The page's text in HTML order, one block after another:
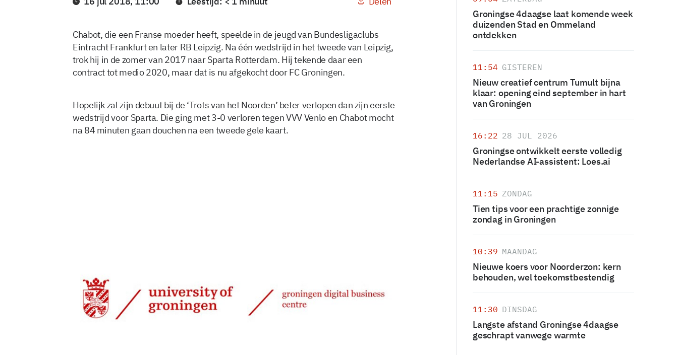
Chabot, die een Franse moeder heeft, speelde in de jeugd van Bundesligaclubs
Eintracht Frankfurt en later RB Leipzig. Na één wedstrijd in het tweede van Leipzig,
trok hij in de zomer van 2017 naar Sparta Rotterdam. Hij tekende daar een
contract tot medio 2020, maar dat is nu afgekocht door FC Groningen.
Hopelijk zal zijn debuut bij de ‘Trots van het Noorden’ beter verlopen dan zijn eerste
wedstrijd voor Sparta. Die ging met 3-0 verloren tegen VVV Venlo en Chabot mocht
na 84 minuten gaan douchen na een tweede gele kaart.
16 jul 2018, 11:00
Groningse 4daagse laat komende week
duizenden Stad en Ommeland
ontdekken
11:54 GISTEREN
Nieuw creatief centrum Tumult bijna
klaar: opening eind september in hart
van Groningen
16:22 28 JUL 2026
Groningse ontwikkelt eerste volledig
Nederlandse AI-assistent: Loes.ai
11:15 ZONDAG
Tien tips voor een prachtige zonnige
zondag in Groningen
10:39 MAANDAG
Nieuwe koers voor Noorderzon: kern
behouden, wel toekomstbestendig
11:30 DINSDAG
Langste afstand Groningse 4daagse
geschrapt vanwege warmte